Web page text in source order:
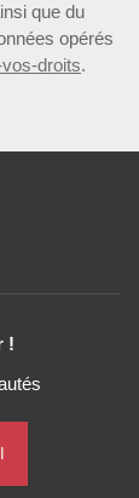
que du
opérés
droits.
!